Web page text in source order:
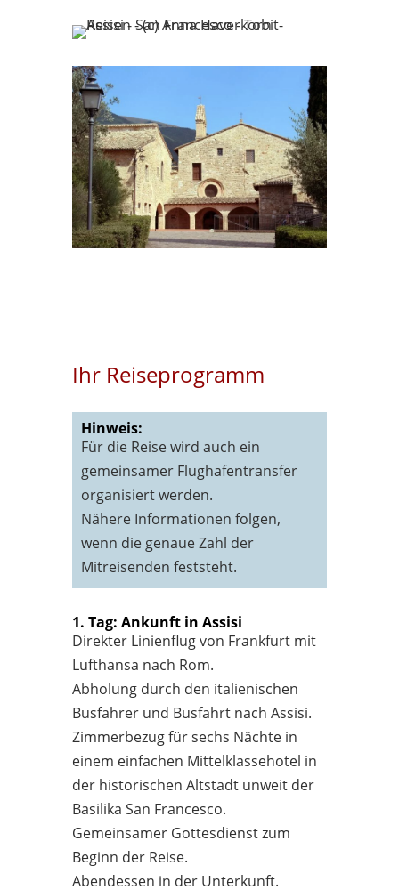
Ihr Reiseprogramm
Hinweis:
Für die Reise wird auch ein
gemeinsamer Flughafentransfer
organisiert werden.
Nähere Informationen folgen,
wenn die genaue Zahl der
Mitreisenden feststeht.
1. Tag: Ankunft in Assisi
Direkter Linienflug von Frankfurt mit
Lufthansa nach Rom.
Abholung durch den italienischen
Busfahrer und Busfahrt nach Assisi.
Zimmerbezug für sechs Nächte in
einem einfachen Mittelklassehotel in
der historischen Altstadt unweit der
Basilika San Francesco.
Gemeinsamer Gottesdienst zum
Beginn der Reise.
Abendessen in der Unterkunft.